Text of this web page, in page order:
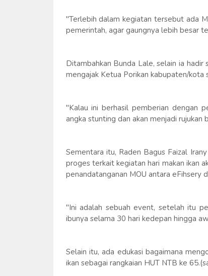
"Terlebih dalam kegiatan tersebut ada
pemerintah, agar gaungnya lebih besar
Ditambahkan Bunda Lale, selain ia
mengajak Ketua Porikan kabupaten/kota
"Kalau ini berhasil pemberian dengan
angka stunting dan akan menjadi rujukan
Sementara itu, Raden Bagus Faizal
proges terkait kegiatan hari makan ikan
penandatanganan MOU antara eFihsery
"Ini adalah sebuah event, setelah itu
ibunya selama 30 hari kedepan hingga
Selain itu, ada edukasi bagaimana
ikan sebagai rangkaian HUT NTB ke